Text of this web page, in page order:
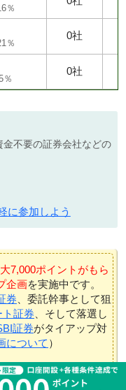
％
％
0社
％
0社
不要の証券会社などの
に参加しよう
7,000ポイントがもら
企画を実施中です。
券 、委託幹事として狙
ト証券 、そして落選し
証券がタイアップ対
について ）